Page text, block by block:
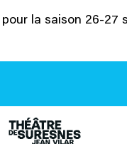
la saison 26-27